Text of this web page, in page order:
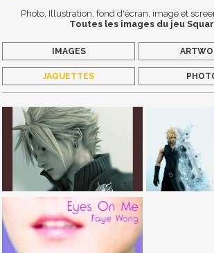
Photo, Illustration, fond d'écran, image et
Toutes les images du jeu
IMAGES
JAQUETTES